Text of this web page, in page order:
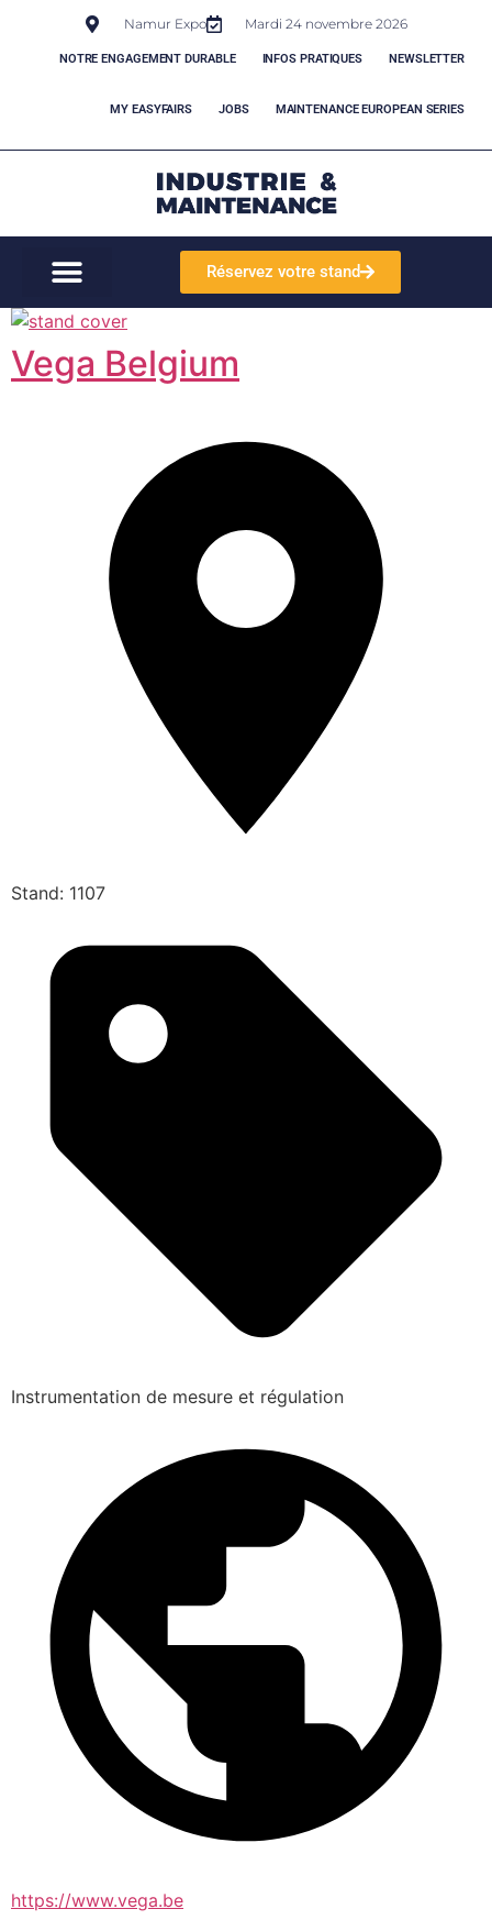
Namur Expo Mardi 24 novembre 2026
NOTRE ENGAGEMENT DURABLE INFOS PRATIQUES NEWSLETTER
MY EASYFAIRS JOBS MAINTENANCE EUROPEAN SERIES
Réservez votre stand
Vega Belgium
Stand: 1107
Instrumentation de mesure et régulation
https://www.vega.be